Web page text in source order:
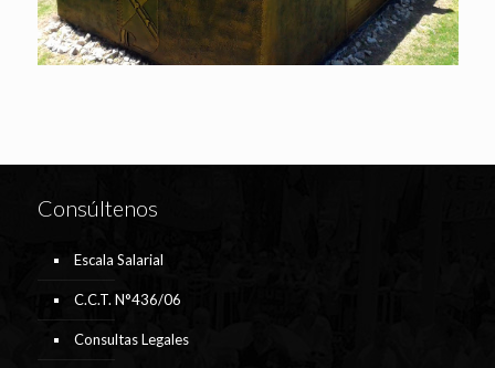
Consúltenos
Escala Salarial
C.C.T. N°436/06
Consultas Legales